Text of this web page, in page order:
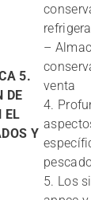
5.
DE
EL
Y
–
venta
4.
5. Los